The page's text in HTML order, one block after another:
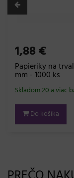
1,88 €
Papieriky na
mm - 1000 ks
Skladom 20 a viac
Do košíka